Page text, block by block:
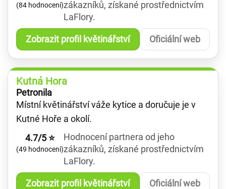
(84 hodnocení)zákazníků, získané prostřednictvím
LaFlory.
Zobrazit profil květinářství Oficiální web
Kutná Hora
Petronila
Místní květinářství váže kytice a doručuje je v
Kutné Hoře a okolí.
4.7/5 ⭐
(49 hodnocení)
Hodnocení partnera od jeho
zákazníků, získané prostřednictvím
LaFlory.
Zobrazit profil květinářství Oficiální web